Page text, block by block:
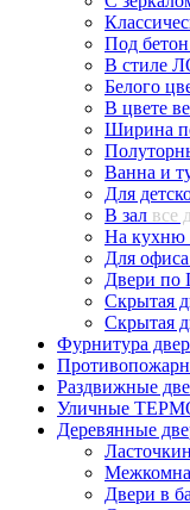
Под
В стиле
Белого
В цвете
Ширина
Ванна и
Для
В зал все
На кухню
Для офиса
Двери по
Скрытая
Скрытая
Фурнитура
Раздвижные
Уличные
Деревянные
Двери в